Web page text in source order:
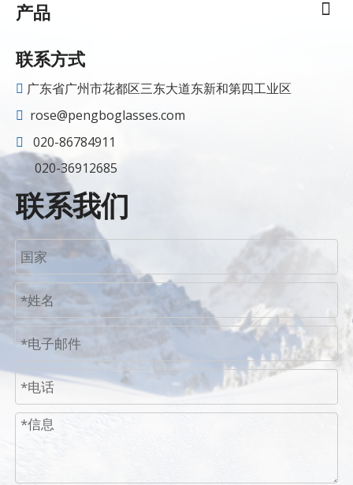
产品
联系方式
 广东省广州市花都区三东大道东新和第四工业区
 rose@pengboglasses.com

020-86784911
020-36912685
联系我们